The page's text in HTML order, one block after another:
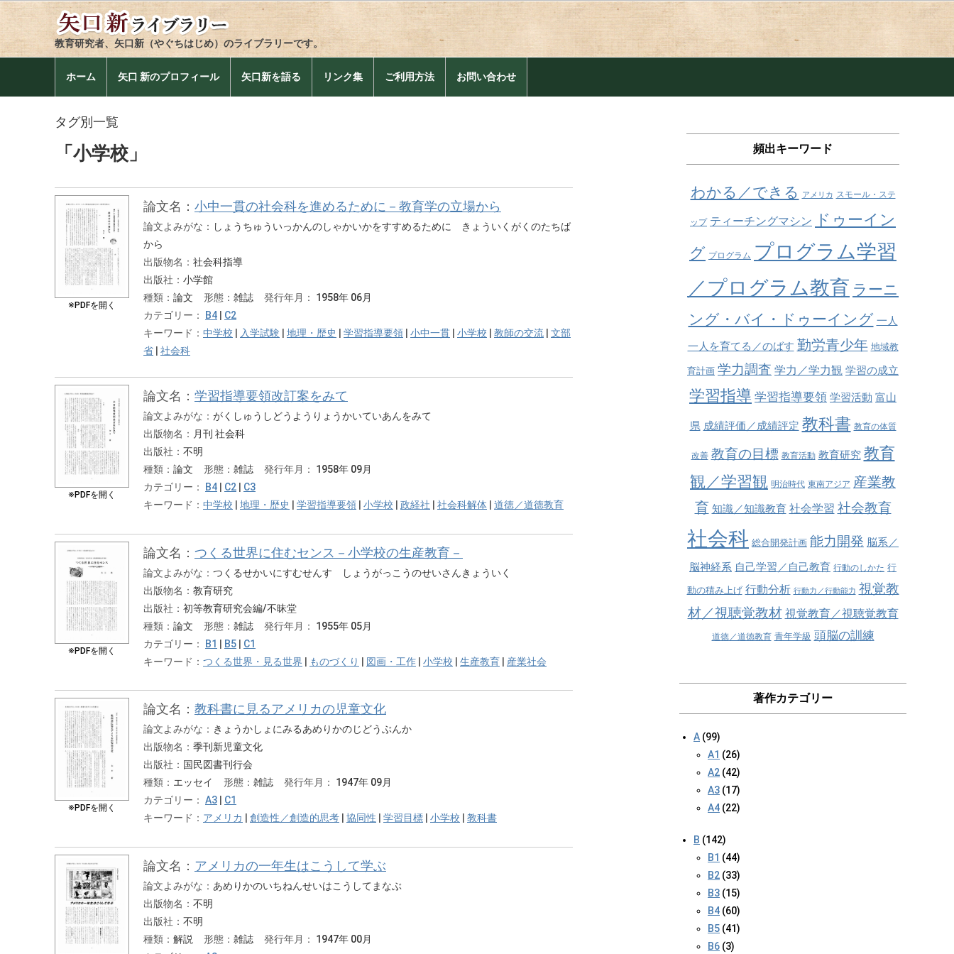
教育研究者、矢口新（やぐちはじめ）のライブラリーです。
ホーム 矢口 新のプロフィール 矢口新を語る リンク集 ご利用方法 お問い合わせ
タグ別一覧
「小学校」
※PDFを開く
論文名： 小中一貫の社会科を進めるために－教育学の立場から
論文よみがな： しょうちゅういっかんのしゃかいかをすすめるために きょういくがくのたちば
から
出版物名： 社会科指導
出版社： 小学館
種類： 論文 形態： 雑誌 発行年月：
1958年 06月
カテゴリー：
B4
C2
キーワード： 中学校 入学試験 地理・歴史 学習指導要領 小中一貫 小学校 教師の交流
文部
省
社会科
※PDFを開く
論文名： 学習指導要領改訂案をみて
論文よみがな： がくしゅうしどうようりょうかいていあんをみて
出版物名： 月刊 社会科
出版社： 不明
種類： 論文 形態： 雑誌 発行年月：
1958年 09月
カテゴリー：
B4 C2
C3
キーワード： 中学校 地理・歴史 学習指導要領 小学校 政経社 社会科解体 道徳／道徳教育
※PDFを開く
論文名： つくる世界に住むセンス－小学校の生産教育－
論文よみがな： つくるせかいにすむせんす しょうがっこうのせいさんきょういく
出版物名： 教育研究
出版社： 初等教育研究会編/不昧堂
種類： 論文 形態： 雑誌 発行年月：
1955年 05月
カテゴリー： B1 | B5 | C1
キーワード： つくる世界・見る世界 | ものづくり | 図画・工作 | 小学校 | 生産教育 | 産業社会
※PDFを開く
論文名： 教科書に見るアメリカの児童文化
論文よみがな： きょうかしょにみるあめりかのじどうぶんか
出版物名： 季刊新児童文化
出版社： 国民図書刊行会
種類： エッセイ 形態： 雑誌 発行年月：
1947年 09月
カテゴリー： A3
C1
キーワード： アメリカ 創造性／創造的思考 協同性 学習目標 小学校 教科書
論文名： アメリカの一年生はこうして学ぶ
論文よみがな： あめりかのいちねんせいはこうしてまなぶ
出版物名： 不明
出版社： 不明
種類： 解説 形態： 雑誌 発行年月：
1947年 00月
頻出キーワード
わかる／できる アメリカ スモール・ステ
ップ ティーチングマシン
ドゥーイン
グ プログラム プログラム学習
／プログラム教育 ラーニ
ング・バイ・ドゥーイング 一人
一人を育てる／のばす 勤労青少年 地域教
育計画 学力調査 学力／学力観 学習の成立
学習指導 学習指導要領 学習活動 富山
県 成績評価／成績評定 教科書 教育の体質
改善 教育の目標 教育活動 教育研究 教育
観／学習観 明治時代 東南アジア 産業教
育 知識／知識教育 社会学習 社会教育
社会科 総合開発計画 能力開発 脳系／
脳神経系 自己学習／自己教育 行動のしかた 行
動の積み上げ 行動分析 行動力／行動能力 視覚教
材／視聴覚教材 視覚教育／視聴覚教育
道徳／道徳教育 青年学級 頭脳の訓練
著作カテゴリー
A (99)
A1 (26)
A2 (42)
A3 (17)
A4 (22)
B (142)
B1 (44)
B2 (33)
B3 (15)
B4 (60)
B5 (41)
B6 (3)